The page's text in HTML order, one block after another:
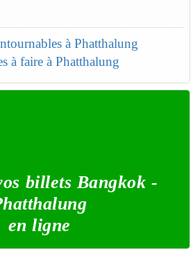
à Phatthalung
à faire à Phatthalung
billets Bangkok -
en ligne